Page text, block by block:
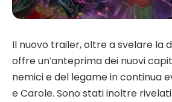
Il nuovo trailer, oltre a svelare la
offre un’anteprima dei nuovi
nemici e del legame in continua
e Carole. Sono stati inoltre